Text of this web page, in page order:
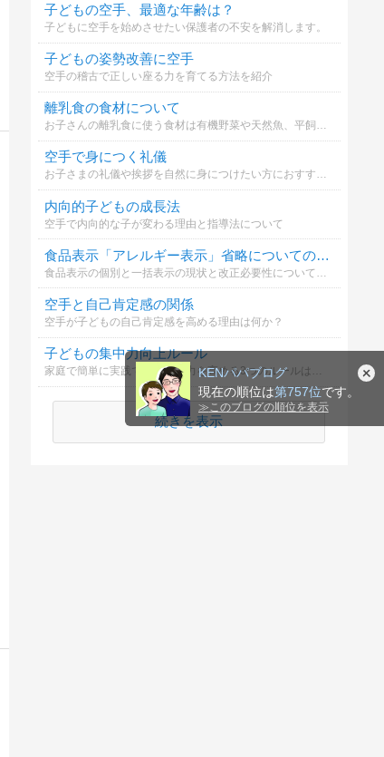
KENパパブログ
現在の順位は第757位です。
≫ このブログの順位を表示
子どもの空手、最適な年齢は？
子どもに空手を始めさせたい保護者の不安を解消します。
子どもの姿勢改善に空手
空手の稽古で正しい座る力を育てる方法を紹介
離乳食の食材について
お子さんの離乳食に使う食材は有機野菜や天然魚、平飼い卵などこだわっていますか？※私はこだわって選んでいるのですがなんせお高い、、、家計を圧迫しています(´;ω;｀)
空手で身につく礼儀
お子さまの礼儀や挨拶を自然に身につけたい方におすすめ。
内向的子どもの成長法
空手で内向的な子が変わる理由と指導法について
食品表示「アレルギー表示」省略についての意見
食品表示の個別と一括表示の現状と改正必要性についてどう思いますか
空手と自己肯定感の関係
空手が子どもの自己肯定感を高める理由は何か？
子どもの集中力向上ルール
家庭で簡単に実践できる集中力を高める3つのルールは何？
続きを表示